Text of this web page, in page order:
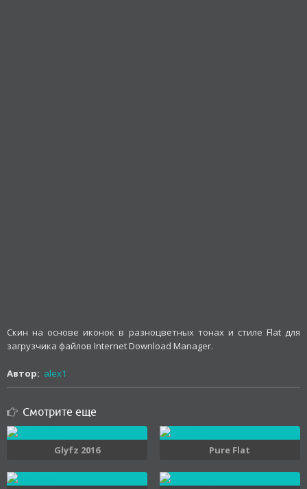
Скин на основе иконок в разноцветных тонах и стиле Flat для
загрузчика файлов Internet Download Manager.
Автор: alex1
Смотрите еще
Glyfz 2016 Pure Flat